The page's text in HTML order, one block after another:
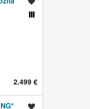
2.499 €